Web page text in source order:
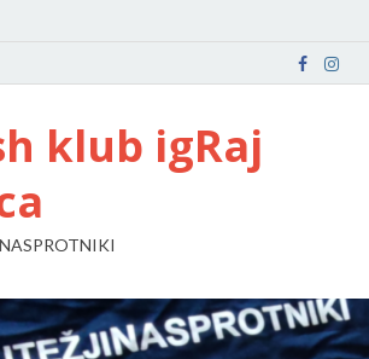
klub igRaj